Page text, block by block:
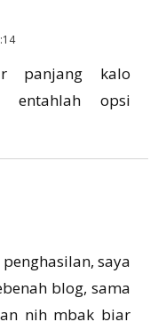
panjang kalo
entahlah opsi
saya
blog, sama
nih mbak biar